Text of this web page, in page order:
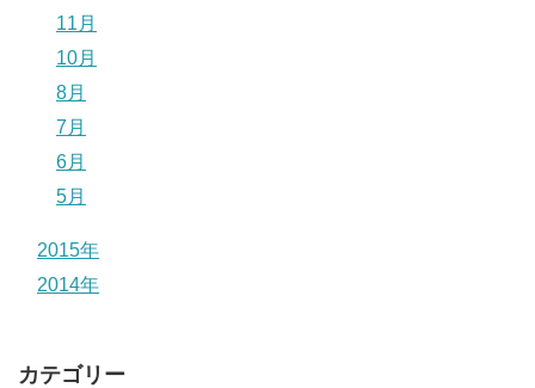
11月
10月
8月
7月
6月
5月
2015年
2014年
カテゴリー